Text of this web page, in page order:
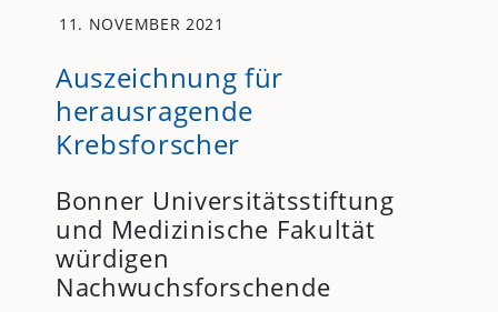
11. NOVEMBER 2021
Auszeichnung für
herausragende
Krebsforscher
Bonner Universitätsstiftung
und Medizinische Fakultät
würdigen
Nachwuchsforschende